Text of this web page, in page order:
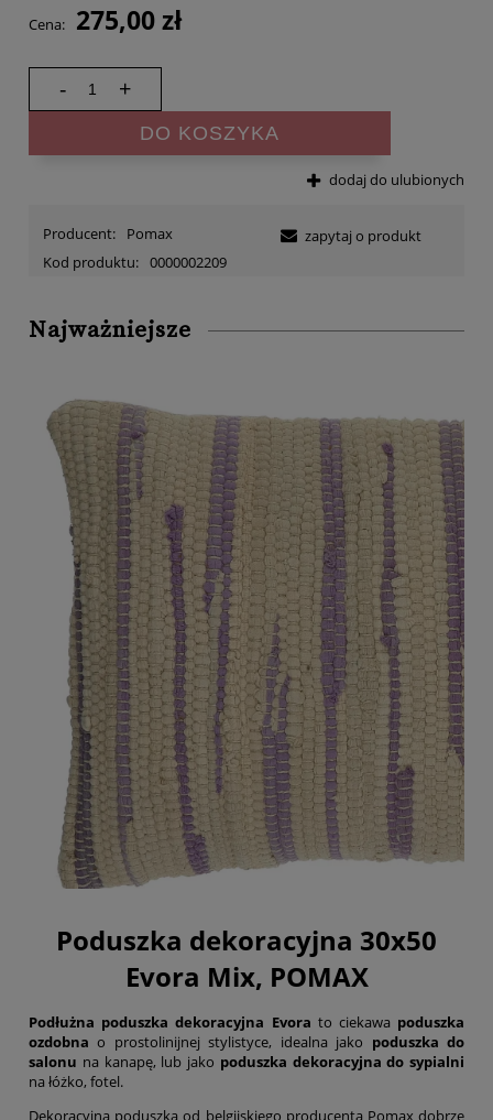
Cena: 275,00 zł
- +
DO KOSZYKA
dodaj do ulubionych
Producent:
Pomax
Kod produktu: 0000002209
zapytaj o produkt
Najważniejsze
Poduszka dekoracyjna 30x50
Evora Mix, POMAX
Podłużna poduszka dekoracyjna Evora to ciekawa poduszka
ozdobnao prostolinijnej stylistyce, idealna jako poduszka do
salonu na kanapę, lub jako poduszka dekoracyjna do sypialni
na łóżko, fotel.
Dekoracyjna poduszka od belgijskiego producenta Pomax dobrze